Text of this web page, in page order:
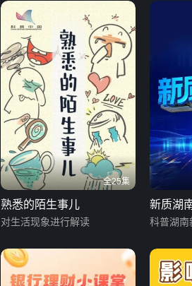
全25集
熟悉的陌生事儿
对生活现象进行解读
新质湖
科普湖南